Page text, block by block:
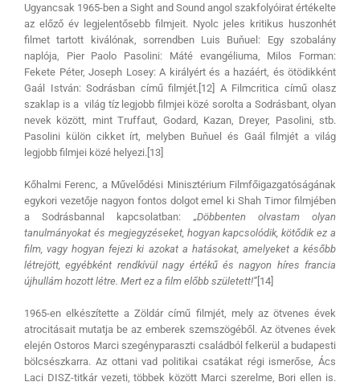
Ugyancsak 1965-ben a Sight and Sound angol szakfolyóirat értékelte
az előző év legjelentősebb filmjeit. Nyolc jeles kritikus huszonhét
filmet tartott kiválónak, sorrendben Luis Buňuel: Egy szobalány
naplója, Pier Paolo Pasolini: Máté evangéliuma, Milos Forman:
Fekete Péter, Joseph Losey: A királyért és a hazáért, és ötödikként
Gaál István: Sodrásban című filmjét.[12] A Filmcritica című olasz
szaklap is a világ tíz legjobb filmjei közé sorolta a Sodrásbant, olyan
nevek között, mint Truffaut, Godard, Kazan, Dreyer, Pasolini, stb.
Pasolini külön cikket írt, melyben Buňuel és Gaál filmjét a világ
legjobb filmjei közé helyezi.[13]
Kőhalmi Ferenc, a Művelődési Minisztérium Filmfőigazgatóságának
egykori vezetője nagyon fontos dolgot emel ki Shah Timor filmjében
a Sodrásbannal kapcsolatban: „Döbbenten olvastam olyan
tanulmányokat és megjegyzéseket, hogyan kapcsolódik, kötődik ez a
film, vagy hogyan fejezi ki azokat a hatásokat, amelyeket a később
létrejött, egyébként rendkívül nagy értékű és nagyon híres francia
újhullám hozott létre. Mert ez a film előbb született!”[14]
1965-en elkészítette a Zöldár című filmjét, mely az ötvenes évek
atrocitásait mutatja be az emberek szemszögéből. Az ötvenes évek
elején Ostoros Marci szegényparaszti családból felkerül a budapesti
bölcsészkarra. Az ottani vad politikai csatákat régi ismerőse, Ács
Laci DISZ-titkár vezeti, többek között Marci szerelme, Bori ellen is.